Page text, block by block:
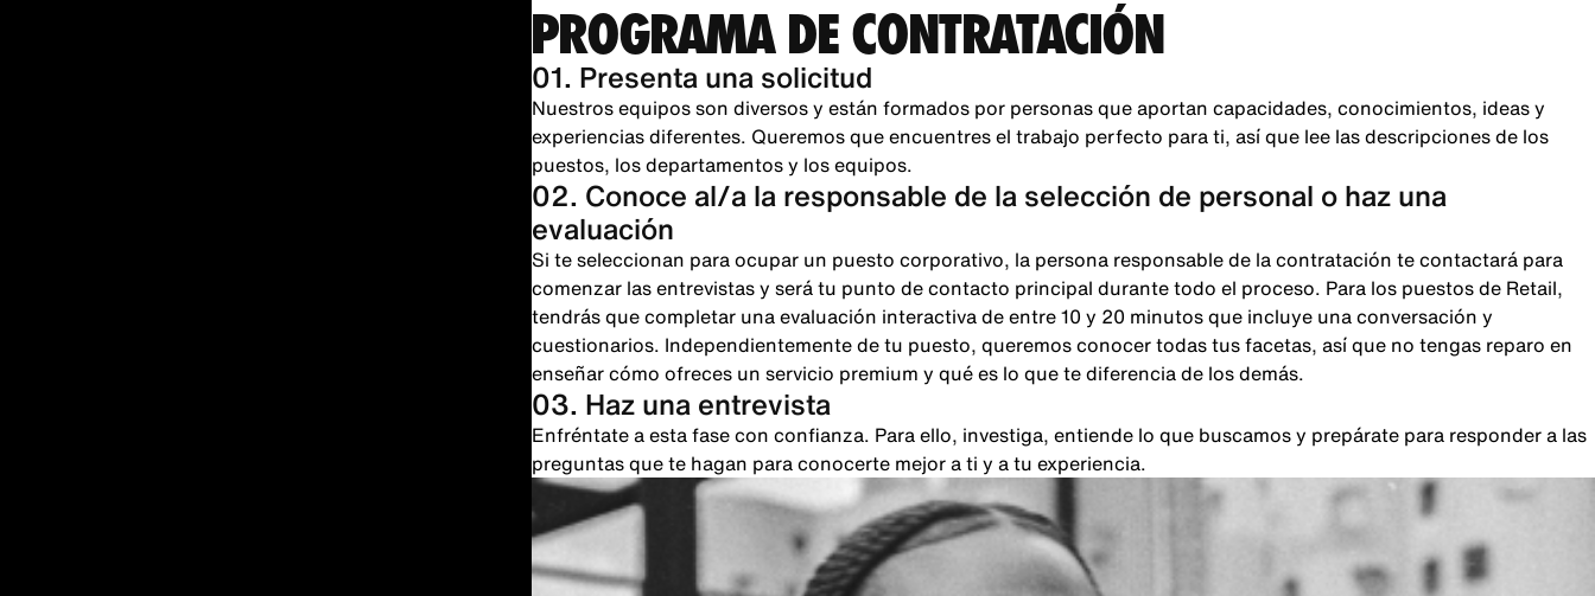
PROGRAMA DE CONTRATACIÓN
01. Presenta una solicitud
Nuestros equipos son diversos y están formados por personas que aportan capacidades, conocimientos, ideas y
experiencias diferentes. Queremos que encuentres el trabajo perfecto para ti, así que lee las descripciones de los
puestos, los departamentos y los equipos.
02. Conoce al/a la responsable de la selección de personal o haz una
evaluación
Si te seleccionan para ocupar un puesto corporativo, la persona responsable de la contratación te contactará para
comenzar las entrevistas y será tu punto de contacto principal durante todo el proceso. Para los puestos de Retail,
tendrás que completar una evaluación interactiva de entre 10 y 20 minutos que incluye una conversación y
cuestionarios. Independientemente de tu puesto, queremos conocer todas tus facetas, así que no tengas reparo en
enseñar cómo ofreces un servicio premium y qué es lo que te diferencia de los demás.
03. Haz una entrevista
Enfréntate a esta fase con confianza. Para ello, investiga, entiende lo que buscamos y prepárate para responder a las
preguntas que te hagan para conocerte mejor a ti y a tu experiencia.